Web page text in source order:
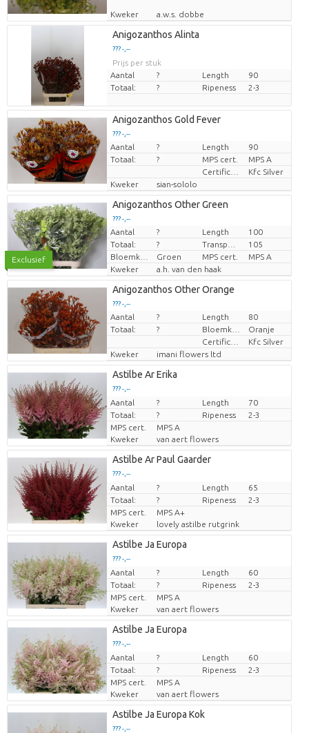
Kweker a.w.s. dobbe
Anigozanthos Alinta
??? -,--
Prijs per stuk
Aantal
? Length
90
Totaal:
? Ripeness 2-3
Anigozanthos Gold Fever
??? -,--
Prijs per stuk
Aantal ? Length
90
Totaal:
? MPS cert.
MPS A
Kfc Silver
Kweker
sian-sololo
Exclusief
Anigozanthos Other Green
??? -,--
Prijs per stuk
Aantal ? Length
100
Totaal:
?
105
Bloemkleur
Groen MPS cert.
MPS A
Kweker
a.h. van den haak
Anigozanthos Other Orange
??? -,--
Prijs per stuk
Aantal ? Length
80
Totaal:
?
Oranje
Kfc Silver
Kweker
imani flowers ltd
Astilbe Ar Erika
??? -,--
Prijs per stuk
Aantal ? Length
70
Totaal:
? Ripeness
2-3
MPS cert.
MPS A
Kweker
van aert flowers
Astilbe Ar Paul Gaarder
??? -,--
Prijs per stuk
Aantal ? Length
65
Totaal:
? Ripeness
2-3
MPS cert.
MPS A+
Kweker
lovely astilbe rutgrink
Astilbe Ja Europa
??? -,--
Prijs per stuk
Aantal ? Length
60
Totaal:
? Ripeness
2-3
MPS cert.
MPS A
Kweker
van aert flowers
Astilbe Ja Europa
??? -,--
Prijs per stuk
Aantal ? Length
60
Totaal:
? Ripeness
2-3
MPS cert.
MPS A
Kweker
van aert flowers
Astilbe Ja Europa Kok
??? -,--